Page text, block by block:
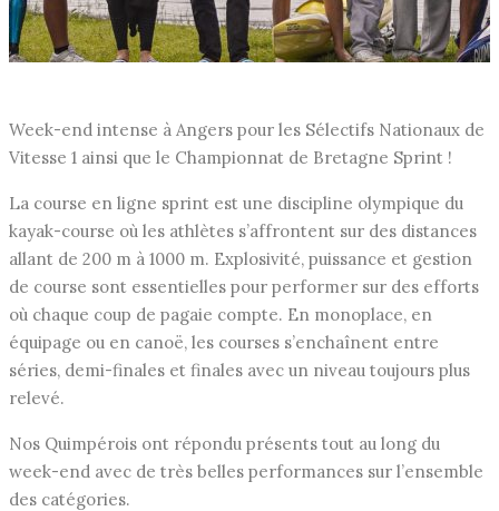
Week-end intense à Angers pour les Sélectifs Nationaux de
Vitesse 1 ainsi que le Championnat de Bretagne Sprint !
La course en ligne sprint est une discipline olympique du
kayak-course où les athlètes s’affrontent sur des distances
allant de 200 m à 1000 m. Explosivité, puissance et gestion
de course sont essentielles pour performer sur des efforts
où chaque coup de pagaie compte. En monoplace, en
équipage ou en canoë, les courses s’enchaînent entre
séries, demi-finales et finales avec un niveau toujours plus
relevé.
Nos Quimpérois ont répondu présents tout au long du
week-end avec de très belles performances sur l’ensemble
des catégories.